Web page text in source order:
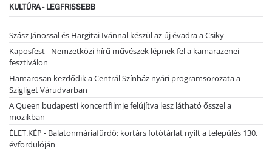
KULTÚRA - LEGFRISSEBB
Szász Jánossal és Hargitai Ivánnal készül az új évadra a Csiky
Kaposfest - Nemzetközi hírű művészek lépnek fel a kamarazenei
fesztiválon
Hamarosan kezdődik a Centrál Színház nyári programsorozata a
Szigliget Várudvarban
A Queen budapesti koncertfilmje felújítva lesz látható ősszel a
mozikban
ÉLET.KÉP - Balatonmáriafürdő: kortárs fotótárlat nyílt a település 130.
évfordulóján